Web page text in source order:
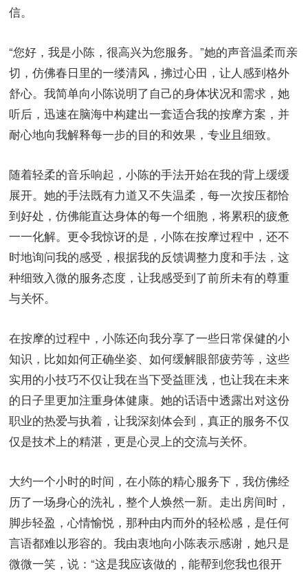
信。
“您好，我是小陈，很高兴为您服务。”她的声音温柔而亲
切，仿佛春日里的一缕清风，拂过心田，让人感到格外
舒心。我简单向小陈说明了自己的身体状况和需求，她
听后，迅速在脑海中构建出一套适合我的按摩方案，并
耐心地向我解释每一步的目的和效果，专业且细致。
随着轻柔的音乐响起，小陈的手法开始在我的背上缓缓
展开。她的手法既有力道又不失温柔，每一次按压都恰
到好处，仿佛能直达身体的每一个细胞，将累积的疲惫
一一化解。更令我惊讶的是，小陈在按摩过程中，还不
时地询问我的感受，根据我的反馈调整力度和手法，这
种细致入微的服务态度，让我感受到了前所未有的尊重
与关怀。
在按摩的过程中，小陈还向我分享了一些日常保健的小
知识，比如如何正确坐姿、如何缓解眼部疲劳等，这些
实用的小技巧不仅让我在当下受益匪浅，也让我在未来
的日子里更加注重身体健康。她的话语中透露出对这份
职业的热爱与执着，让我深刻体会到，真正的服务不仅
仅是技术上的精湛，更是心灵上的交流与关怀。
大约一个小时的时间，在小陈的精心服务下，我仿佛经
历了一场身心的洗礼，整个人焕然一新。走出房间时，
脚步轻盈，心情愉悦，那种由内而外的轻松感，是任何
言语都难以形容的。我由衷地向小陈表示感谢，她只是
微微一笑，说：“这是我应该做的，能帮到您我也很开